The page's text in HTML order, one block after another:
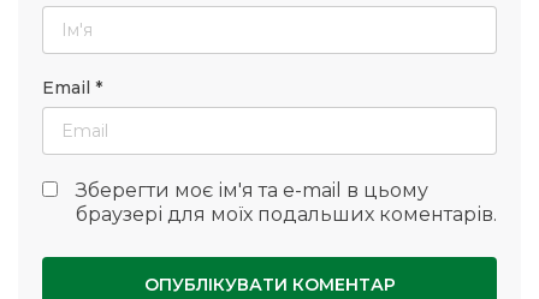
Email *
Зберегти моє ім'я та e-mail в цьому
браузері для моїх подальших коментарів.